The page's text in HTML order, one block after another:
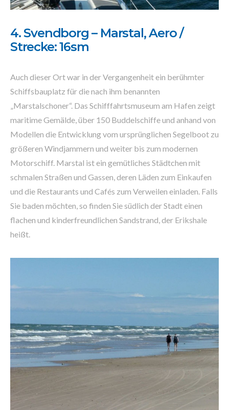
4. Svendborg – Marstal, Aero /
Strecke: 16sm
Auch dieser Ort war in der Vergangenheit ein berühmter
Schiffsbauplatz für die nach ihm benannten
„Marstalschoner“. Das Schifffahrtsmuseum am Hafen zeigt
maritime Gemälde, über 150 Buddelschiffe und anhand von
Modellen die Entwicklung vom ursprünglichen Segelboot zu
größeren Windjammern und weiter bis zum modernen
Motorschiff. Marstal ist ein gemütliches Städtchen mit
schmalen Straßen und Gassen, deren Läden zum Einkaufen
und die Restaurants und Cafés zum Verweilen einladen. Falls
Sie baden möchten, so finden Sie südlich der Stadt einen
flachen und kinderfreundlichen Sandstrand, der Erikshale
heißt.